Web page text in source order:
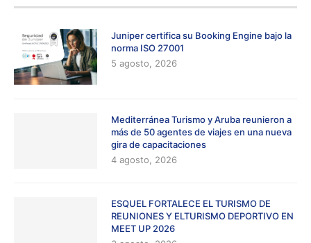
Juniper certifica su Booking Engine bajo la
norma ISO 27001
5 agosto, 2026
Mediterránea Turismo y Aruba reunieron a
más de 50 agentes de viajes en una nueva
gira de capacitaciones
4 agosto, 2026
ESQUEL FORTALECE EL TURISMO DE
REUNIONES Y ELTURISMO DEPORTIVO EN
MEET UP 2026